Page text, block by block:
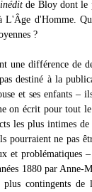
de Bloy dont le
L'Âge d'Homme.
?
une différence de
destiné à la
et ses enfants –
on écrit pour tout
les plus intimes
pourraient ne pas
et
1880 par
plus contingents